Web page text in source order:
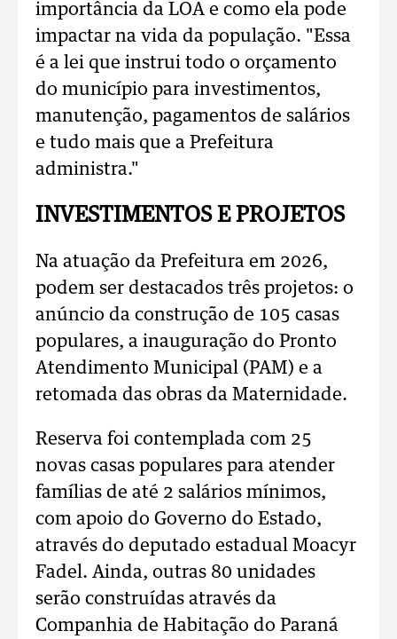
importância da LOA e como ela pode
impactar na vida da população. "Essa
é a lei que instrui todo o orçamento
do município para investimentos,
manutenção, pagamentos de salários
e tudo mais que a Prefeitura
administra."
INVESTIMENTOS E PROJETOS
Na atuação da Prefeitura em 2026,
podem ser destacados três projetos: o
anúncio da construção de 105 casas
populares, a inauguração do Pronto
Atendimento Municipal (PAM) e a
retomada das obras da Maternidade.
Reserva foi contemplada com 25
novas casas populares para atender
famílias de até 2 salários mínimos,
com apoio do Governo do Estado,
através do deputado estadual Moacyr
Fadel. Ainda, outras 80 unidades
serão construídas através da
Companhia de Habitação do Paraná